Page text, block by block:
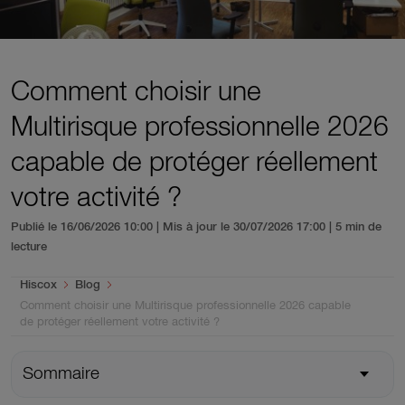
Comment choisir une
Multirisque professionnelle 2026
capable de protéger réellement
votre activité ?
Publié le 16/06/2026 10:00 | Mis à jour le 30/07/2026 17:00
| 5 min de
lecture
You are here:
Hiscox
Blog
Comment choisir une Multirisque professionnelle 2026 capable
de protéger réellement votre activité ?
Sommaire